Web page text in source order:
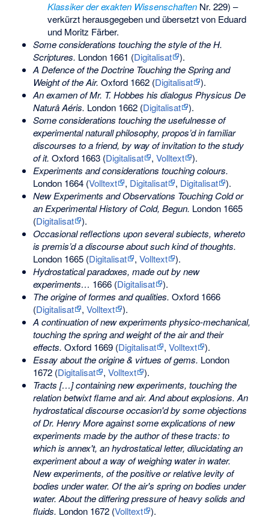
Klassiker der exakten Wissenschaften Nr. 229) –
verkürzt herausgegeben und übersetzt von Eduard
und Moritz Färber.
Some considerations touching the style of the H.
Scriptures. London 1661 (Digitalisat
).
A Defence of the Doctrine Touching the Spring and
Weight of the Air. Oxford 1662 (Digitalisat
).
An examen of Mr. T. Hobbes his dialogus Physicus De
Naturâ Aéris. London 1662 (Digitalisat
).
Some considerations touching the usefulnesse of
experimental naturall philosophy, propos’d in familiar
discourses to a friend, by way of invitation to the study
of it. Oxford 1663 (Digitalisat , Volltext
).
Experiments and considerations touching colours.
London 1664 (Volltext , Digitalisat , Digitalisat
).
New Experiments and Observations Touching Cold or
an Experimental History of Cold, Begun. London 1665
(Digitalisat
).
Occasional reflections upon several subiects, whereto
is premis’d a discourse about such kind of thoughts.
London 1665 (Digitalisat , Volltext
).
Hydrostatical paradoxes, made out by new
experiments… 1666 (Digitalisat
).
The origine of formes and qualities. Oxford 1666
(Digitalisat , Volltext
).
A continuation of new experiments physico-mechanical,
touching the spring and weight of the air and their
effects. Oxford 1669 (Digitalisat , Volltext
).
Essay about the origine & virtues of gems. London
1672 (Digitalisat , Volltext
).
Tracts […] containing new experiments, touching the
relation betwixt flame and air. And about explosions. An
hydrostatical discourse occasion'd by some objections
of Dr. Henry More against some explications of new
experiments made by the author of these tracts: to
which is annex't, an hydrostatical letter, dilucidating an
experiment about a way of weighing water in water.
New experiments, of the positive or relative levity of
bodies under water. Of the air's spring on bodies under
water. About the differing pressure of heavy solids and
fluids. London 1672 (Volltext
).